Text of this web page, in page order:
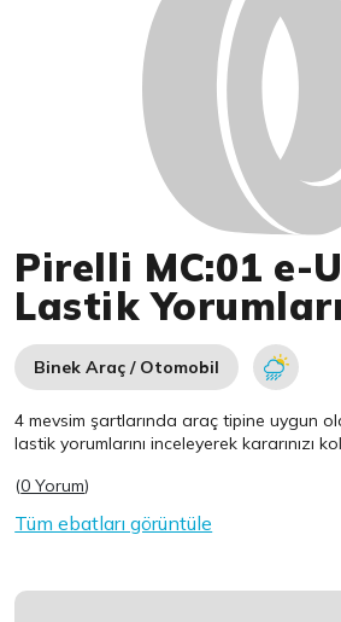
Pirelli MC:01 e-
Lastik Yorumları
Binek Araç / Otomobil
4 mevsim şartlarında araç tipine uygun
lastik yorumlarını inceleyerek kararınızı
(0 Yorum)
Tüm ebatları görüntüle